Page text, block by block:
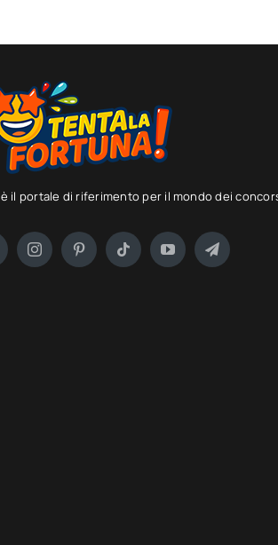
è il portale di riferimento per il mondo dei